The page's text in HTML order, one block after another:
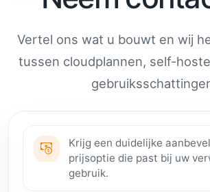
Vertel ons wat u bouwt en wij
tussen cloudplannen, self-
Krijg een duidelijke
prijsoptie die past bij uw
gebruik.